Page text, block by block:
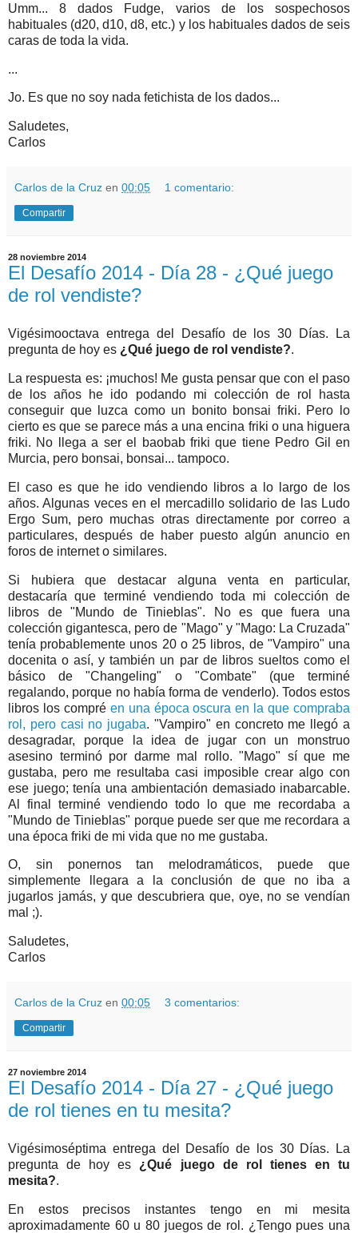
Umm... 8 dados Fudge, varios de los sospechosos
habituales (d20, d10, d8, etc.) y los habituales dados de seis
caras de toda la vida.
...
Jo. Es que no soy nada fetichista de los dados...
Saludetes,
Carlos
Carlos de la Cruz en 00:05 1 comentario:
Compartir
28 noviembre 2014
El Desafío 2014 - Día 28 - ¿Qué juego
de rol vendiste?
Vigésimooctava entrega del Desafío de los 30 Días. La
pregunta de hoy es ¿Qué juego de rol vendiste?.
La respuesta es: ¡muchos! Me gusta pensar que con el paso
de los años he ido podando mi colección de rol hasta
conseguir que luzca como un bonito bonsai friki. Pero lo
cierto es que se parece más a una encina friki o una higuera
friki. No llega a ser el baobab friki que tiene Pedro Gil en
Murcia, pero bonsai, bonsai... tampoco.
El caso es que he ido vendiendo libros a lo largo de los
años. Algunas veces en el mercadillo solidario de las Ludo
Ergo Sum, pero muchas otras directamente por correo a
particulares, después de haber puesto algún anuncio en
foros de internet o similares.
Si hubiera que destacar alguna venta en particular,
destacaría que terminé vendiendo toda mi colección de
libros de "Mundo de Tinieblas". No es que fuera una
colección gigantesca, pero de "Mago" y "Mago: La Cruzada"
tenía probablemente unos 20 o 25 libros, de "Vampiro" una
docenita o así, y también un par de libros sueltos como el
básico de "Changeling" o "Combate" (que terminé
regalando, porque no había forma de venderlo). Todos estos
libros los compré en una época oscura en la que compraba
rol, pero casi no jugaba. "Vampiro" en concreto me llegó a
desagradar, porque la idea de jugar con un monstruo
asesino terminó por darme mal rollo. "Mago" sí que me
gustaba, pero me resultaba casi imposible crear algo con
ese juego; tenía una ambientación demasiado inabarcable.
Al final terminé vendiendo todo lo que me recordaba a
"Mundo de Tinieblas" porque puede ser que me recordara a
una época friki de mi vida que no me gustaba.
O, sin ponernos tan melodramáticos, puede que
simplemente llegara a la conclusión de que no iba a
jugarlos jamás, y que descubriera que, oye, no se vendían
mal ;).
Saludetes,
Carlos
Carlos de la Cruz en 00:05 3 comentarios:
Compartir
27 noviembre 2014
El Desafío 2014 - Día 27 - ¿Qué juego
de rol tienes en tu mesita?
Vigésimoséptima entrega del Desafío de los 30 Días. La
pregunta de hoy es ¿Qué juego de rol tienes en tu
mesita?.
En estos precisos instantes tengo en mi mesita
aproximadamente 60 u 80 juegos de rol. ¿Tengo pues una